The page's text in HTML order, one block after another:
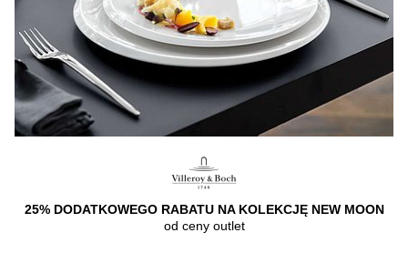
25% DODATKOWEGO RABATU NA KOLEKCJĘ NEW MOON
od ceny outlet